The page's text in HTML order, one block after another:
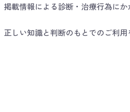
載情報による診断・治療行為に
しい知識と判断のもとでのご利用
★★★★★
★★★